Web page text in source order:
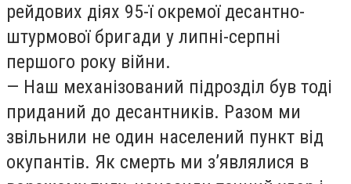
рейдових діях 95-ї окремої десантно-
штурмової бригади у липні-серпні
першого року війни.
— Наш механізований підрозділ був тоді
приданий до десантників. Разом ми
звільнили не один населений пункт від
окупантів. Як смерть ми з’являлися в